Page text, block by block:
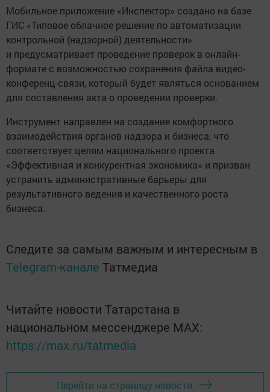
Мобильное приложение «Инспектор» создано на базе
ГИС «Типовое облачное решение по автоматизации
контрольной (надзорной) деятельности»
и предусматривает проведение проверок в онлайн-
формате с возможностью сохранения файла видео-
конференц-связи, который будет являться основанием
для составления акта о проведении проверки.
Инструмент направлен на создание комфортного
взаимодействия органов надзора и бизнеса, что
соответствует целям национального проекта
«Эффективная и конкурентная экономика» и призван
устранить административные барьеры для
результативного ведения и качественного роста
бизнеса.
Следите за самым важным и интересным в
Telegram-канале Татмедиа
Читайте новости Татарстана в
национальном мессенджере MАХ:
https://max.ru/tatmedia
Перейти на страницу новости